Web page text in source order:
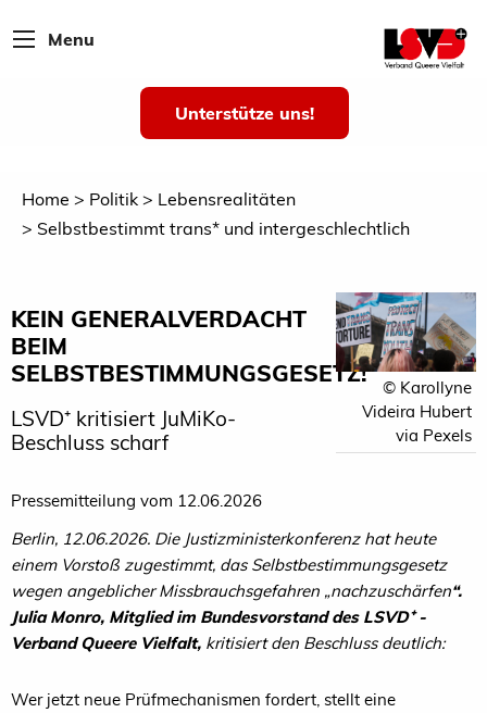
Menu
Unterstütze uns!
Home Politik
Lebensrealitäten
Selbstbestimmt trans* und intergeschlechtlich
KEIN GENERALVERDACHT
BEIM
SELBSTBESTIMMUNGSGESETZ!
LSVD⁺ kritisiert JuMiKo-
Beschluss scharf
© Karollyne
Videira Hubert
via Pexels
Pressemitteilung vom 12.06.2026
Berlin, 12.06.2026. Die Justizministerkonferenz hat heute
einem Vorstoß zugestimmt, das Selbstbestimmungsgesetz
wegen angeblicher Missbrauchsgefahren „nachzuschärfen“.
Julia Monro, Mitglied im Bundesvorstand des LSVD⁺-
Verband Queere Vielfalt, kritisiert den Beschluss deutlich:
Wer jetzt neue Prüfmechanismen fordert, stellt eine